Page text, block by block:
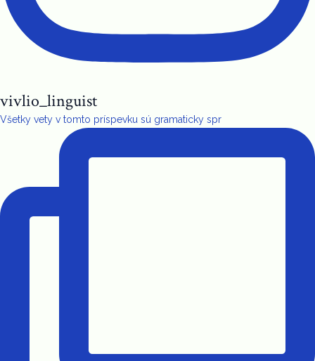
vivlio_linguist
Všetky vety v tomto príspevku sú gramaticky spr